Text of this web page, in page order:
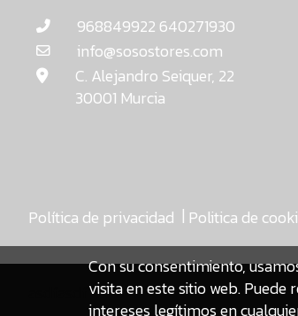
968849922 640271930
info@sosostores.com
C. Alejandro Seiquer, 22
30001 Murcia
Política de privacidad | Politica de
Con su consentimiento,
visita en este sitio web.
intereses legítimos en